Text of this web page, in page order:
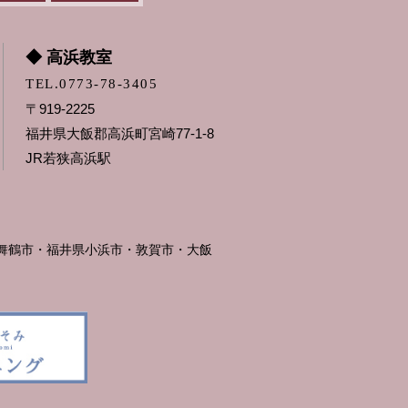
◆ 高浜教室
TEL.0773-78-3405
〒919-2225
福井県大飯郡高浜町宮崎77-1-8
JR若狭高浜駅
鶴市・福井県小浜市・敦賀市・大飯